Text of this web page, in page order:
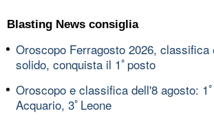
Blasting News consiglia
Oroscopo Ferragosto 2026, classifica
solido, conquista il 1ﾟposto
Oroscopo e classifica dell'8 agosto: 1
Acquario, 3ﾟLeone